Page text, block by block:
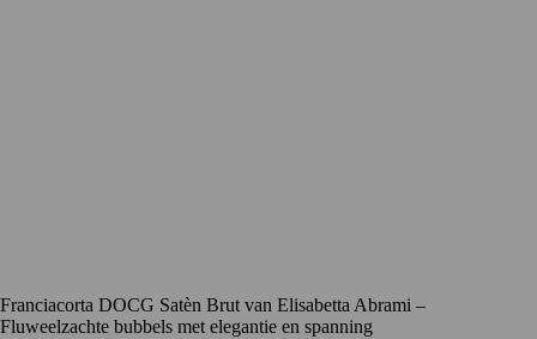
Franciacorta DOCG Satèn Brut van Elisabetta Abrami –
Fluweelzachte bubbels met elegantie en spanning